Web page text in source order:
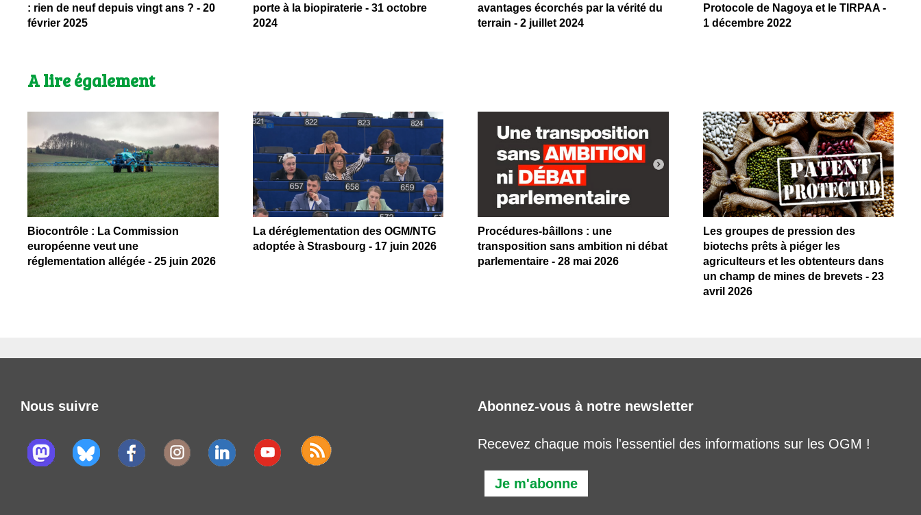
: rien de neuf depuis vingt ans ? - 20
février 2025
porte à la biopiraterie - 31 octobre
2024
avantages écorchés par la vérité du
terrain - 2 juillet 2024
Protocole de Nagoya et le TIRPAA -
1 décembre 2022
A lire également
Biocontrôle : La Commission
européenne veut une
réglementation allégée - 25 juin 2026
La déréglementation des OGM/NTG
adoptée à Strasbourg - 17 juin 2026
Procédures-bâillons : une
transposition sans ambition ni débat
parlementaire - 28 mai 2026
Les groupes de pression des
biotechs prêts à piéger les
agriculteurs et les obtenteurs dans
un champ de mines de brevets - 23
avril 2026
Nous suivre Abonnez-vous à notre newsletter
Recevez chaque mois l'essentiel des informations sur les OGM !
Je m'abonne